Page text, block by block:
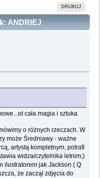
DRUKUJ
ANDRIEJ
TYLKO:)
cała magia i sztuka
o różnych rzeczach. W
może Średniawy - ważne
artystą kompletnym, potrafi
widza/czytelnika letnim;)
ilustratorem jak Jackson ( Q
że zaczął zdjęcia do